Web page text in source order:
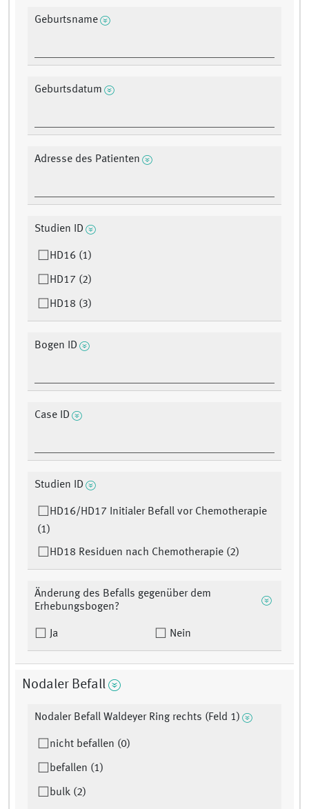
Geburtsname
Geburtsdatum
Adresse des Patienten
Studien ID
HD16 (1)
HD17 (2)
HD18 (3)
Bogen ID
Case ID
Studien ID
HD16/HD17 Initialer Befall vor Chemotherapie
(1)
HD18 Residuen nach Chemotherapie (2)
Änderung des Befalls gegenüber dem
Erhebungsbogen?
Ja Nein
Nodaler Befall
Nodaler Befall Waldeyer Ring rechts (Feld 1)
nicht befallen (0)
befallen (1)
bulk (2)